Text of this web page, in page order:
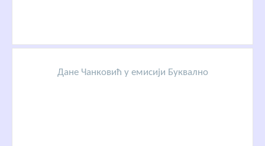
Дане Чанковић у емисији Буквално